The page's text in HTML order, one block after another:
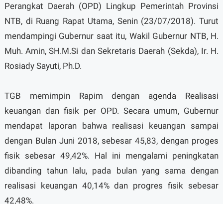
Perangkat Daerah (OPD) Lingkup Pemerintah Provinsi
NTB, di Ruang Rapat Utama, Senin (23/07/2018). Turut
mendampingi Gubernur saat itu, Wakil Gubernur NTB, H.
Muh. Amin, SH.M.Si dan Sekretaris Daerah (Sekda), Ir. H.
Rosiady Sayuti, Ph.D.
TGB memimpin Rapim dengan agenda Realisasi
keuangan dan fisik per OPD. Secara umum, Gubernur
mendapat laporan bahwa realisasi keuangan sampai
dengan Bulan Juni 2018, sebesar 45,83, dengan proges
fisik sebesar 49,42%. Hal ini mengalami peningkatan
dibanding tahun lalu, pada bulan yang sama dengan
realisasi keuangan 40,14% dan progres fisik sebesar
42,48%.